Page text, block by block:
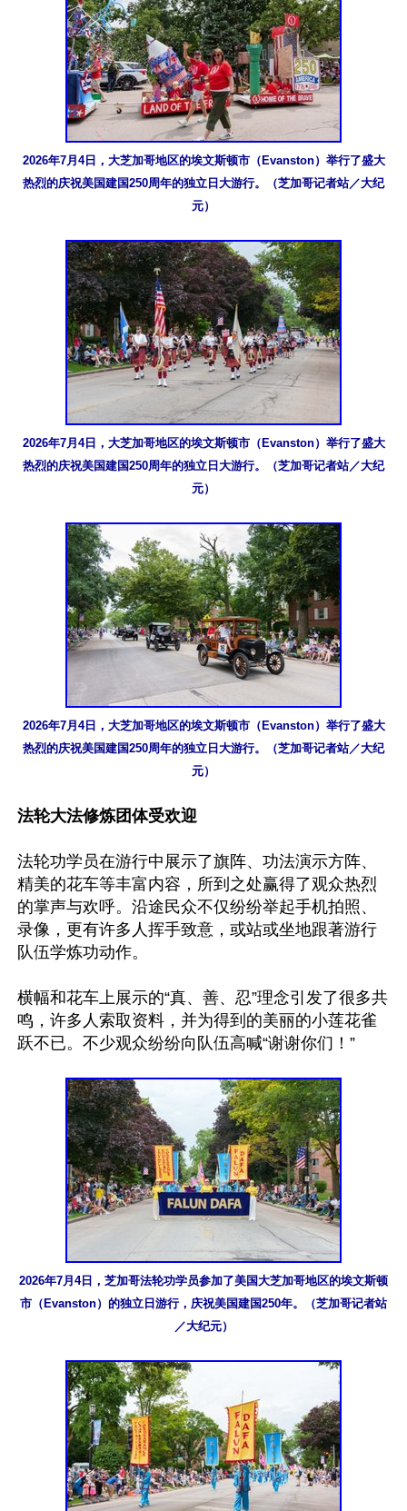
2026年7月4日，大芝加哥地区的埃文斯顿市（Evanston）举行了盛大
热烈的庆祝美国建国250周年的独立日大游行。（芝加哥记者站／大纪
元）
2026年7月4日，大芝加哥地区的埃文斯顿市（Evanston）举行了盛大
热烈的庆祝美国建国250周年的独立日大游行。（芝加哥记者站／大纪
元）
2026年7月4日，大芝加哥地区的埃文斯顿市（Evanston）举行了盛大
热烈的庆祝美国建国250周年的独立日大游行。（芝加哥记者站／大纪
元）
法轮大法修炼团体受欢迎
法轮功学员在游行中展示了旗阵、功法演示方阵、
精美的花车等丰富内容，所到之处赢得了观众热烈
的掌声与欢呼。沿途民众不仅纷纷举起手机拍照、
录像，更有许多人挥手致意，或站或坐地跟著游行
队伍学炼功动作。
横幅和花车上展示的“真、善、忍”理念引发了很多共
鸣，许多人索取资料，并为得到的美丽的小莲花雀
跃不已。不少观众纷纷向队伍高喊“谢谢你们！”
2026年7月4日，芝加哥法轮功学员参加了美国大芝加哥地区的埃文斯顿
市（Evanston）的独立日游行，庆祝美国建国250年。（芝加哥记者站
／大纪元）